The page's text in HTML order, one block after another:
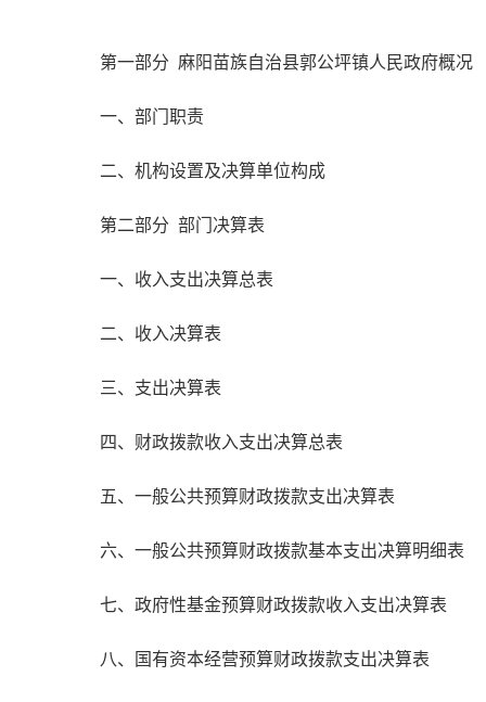
第一部分 麻阳苗族自治县郭公坪镇人民政府概况
一、部门职责
二、机构设置及决算单位构成
第二部分 部门决算表
一、收入支出决算总表
二、收入决算表
三、支出决算表
四、财政拨款收入支出决算总表
五、一般公共预算财政拨款支出决算表
六、一般公共预算财政拨款基本支出决算明细表
七、政府性基金预算财政拨款收入支出决算表
八、国有资本经营预算财政拨款支出决算表